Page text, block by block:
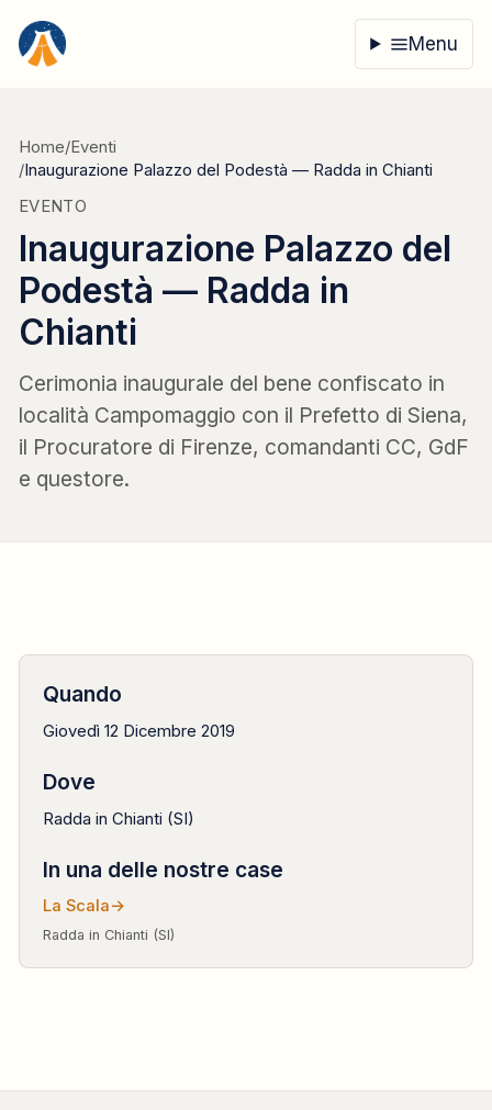
Menu
Home/Eventi
/Inaugurazione Palazzo del Podestà — Radda in Chianti
EVENTO
Inaugurazione Palazzo del
Podestà — Radda in
Chianti
Cerimonia inaugurale del bene confiscato in
località Campomaggio con il Prefetto di Siena,
il Procuratore di Firenze, comandanti CC, GdF
e questore.
2019
Quando
Giovedì 12 Dicembre 2019
Dove
Radda in Chianti (SI)
In una delle nostre case
La Scala→
Radda in Chianti (SI)